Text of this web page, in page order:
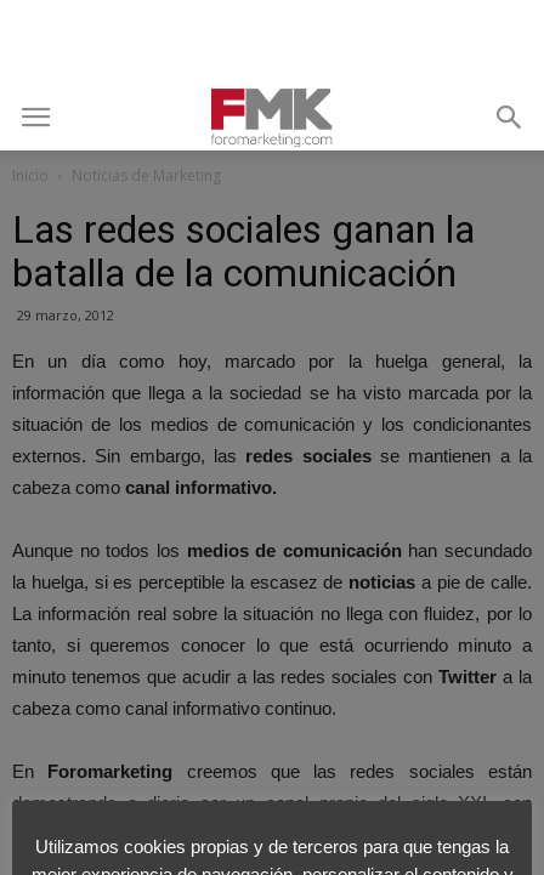
Inicio Noticias de Marketing
Las redes sociales ganan la
batalla de la comunicación
29 marzo, 2012
En un día como hoy, marcado por la huelga general, la
información que llega a la sociedad se ha visto marcada por la
situación de los medios de comunicación y los condicionantes
externos. Sin embargo, las redes socialesse mantienen a la
cabeza como canal informativo.
Aunque no todos los medios de comunicaciónhan secundado
la huelga, si es perceptible la escasez de noticias a pie de calle.
La información real sobre la situación no llega con fluidez, por lo
tanto, si queremos conocer lo que está ocurriendo minuto a
minuto tenemos que acudir a las redes sociales conTwitter a la
cabeza como canal informativo continuo.
En Foromarketing creemos que las redes sociales están
demostrando a diario ser un canal propio del siglo XXI, con
en cualquier momento. Además, puedes estar informado por
Utilizamos cookies propias y de terceros para que tengas la